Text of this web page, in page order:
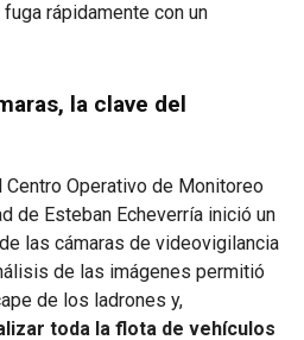
rápidamente con un
la clave del
Centro Operativo de Monitoreo
de Esteban Echeverría inició un
las cámaras de videovigilancia
de las imágenes permitió
de los ladrones y,
toda la flota de vehículos